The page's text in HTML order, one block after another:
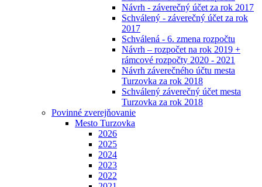
Návrh - záverečný účet za rok 2017
Schválený - záverečný účet za rok
2017
Schválená - 6. zmena rozpočtu
Návrh – rozpočet na rok 2019 +
rámcové rozpočty 2020 - 2021
Návrh záverečného účtu mesta
Turzovka za rok 2018
Schválený záverečný účet mesta
Turzovka za rok 2018
Povinné zverejňovanie
Mesto Turzovka
2026
2025
2024
2023
2022